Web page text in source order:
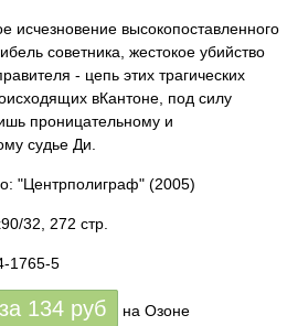
исчезновение высокопоставленного
советника, жестокое убийство
- цепь этих трагических
вКантоне, под силу
проницательному и
судье Ди.
"Центрполиграф" (2005)
32, 272 стр.
1765-5
134 руб на Озоне